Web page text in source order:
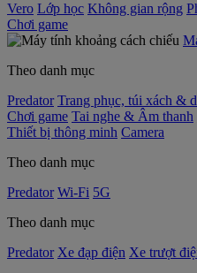
Vero Lớp học Không gian rộng
Chơi game
Theo danh mục
Predator Trang phục, túi xách &
Chơi game Tai nghe & Âm thanh
Thiết bị thông minh Camera
Theo danh mục
Predator Wi-Fi 5G
Theo danh mục
Predator Xe đạp điện Xe trượt